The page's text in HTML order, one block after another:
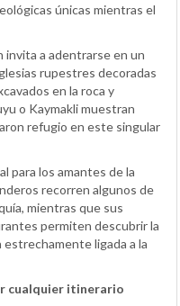
únicas mientras el
invita a adentrarse en un
rupestres decoradas
en la roca y
o Kaymakli muestran
refugio en este singular
para los amantes de la
recorren algunos de
mientras que sus
permiten descubrir la
estrechamente ligada a la
cualquier itinerario